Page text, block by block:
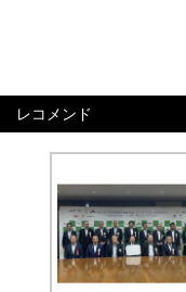
レコメンド